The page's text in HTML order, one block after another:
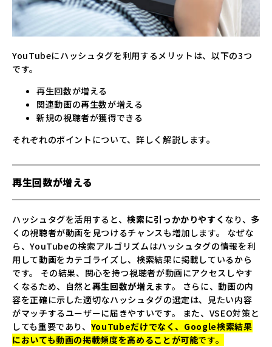
YouTubeにハッシュタグを利用するメリットは、以下の3つ
です。
再生回数が増える
関連動画の再生数が増える
新規の視聴者が獲得できる
それぞれのポイントについて、詳しく解説します。
再生回数が増える
ハッシュタグを活用すると、検索に引っかかりやすく なり、多
くの視聴者が動画を見つけるチャンスも増加します。 なぜな
ら、YouTubeの検索アルゴリズムはハッシュタグの情報を利
用して動画をカテゴライズし、検索結果に掲載しているから
です。 その結果、関心を持つ視聴者が動画にアクセスしやす
くなるため、自然と再生回数が増えます。 さらに、動画の内
容を正確に示した適切なハッシュタグの選定は、見たい内容
がマッチするユーザーに届きやすいです。 また、VSEO対策と
しても重要であり、 YouTubeだけでなく、Google検索結果
においても動画の掲載頻度を高めることが可能です。